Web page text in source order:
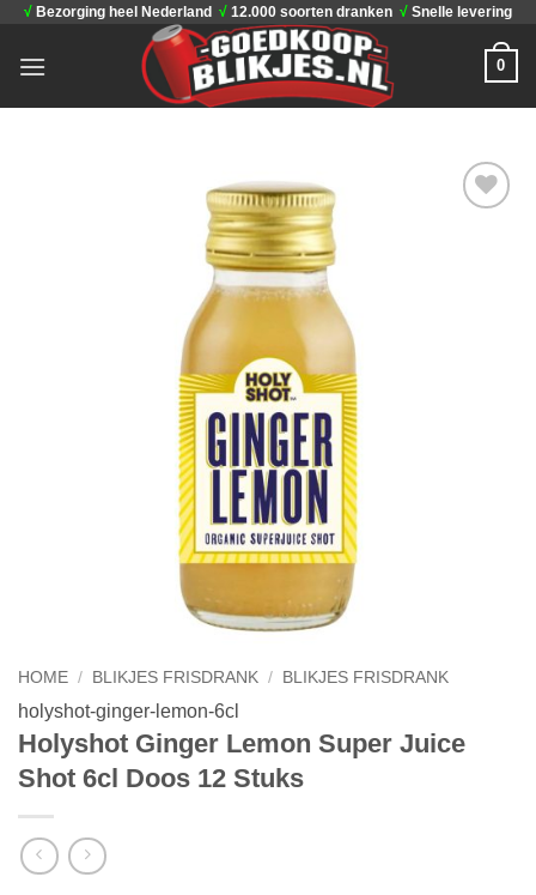
inhoud
√ Bezorging heel Nederland √ 12.000 soorten dranken √ Snelle levering
0
HOME / BLIKJES FRISDRANK / BLIKJES FRISDRANK
holyshot-ginger-lemon-6cl
Holyshot Ginger Lemon Super Juice
Shot 6cl Doos 12 Stuks